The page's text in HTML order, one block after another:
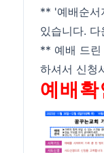
** '예배순서
있습니다.
** 예배 드린
하셔서 신청
예배확